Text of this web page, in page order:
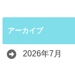
アーカイブ
2026年7月